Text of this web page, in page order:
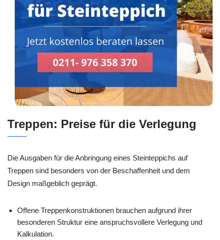
Treppen: Preise für die Verlegung
Die Ausgaben für die Anbringung eines Steinteppichs auf
Treppen sind besonders von der Beschaffenheit und dem
Design maßgeblich geprägt.
Offene Treppenkonstruktionen brauchen aufgrund ihrer
besonderen Struktur eine anspruchsvollere Verlegung und
Kalkulation.